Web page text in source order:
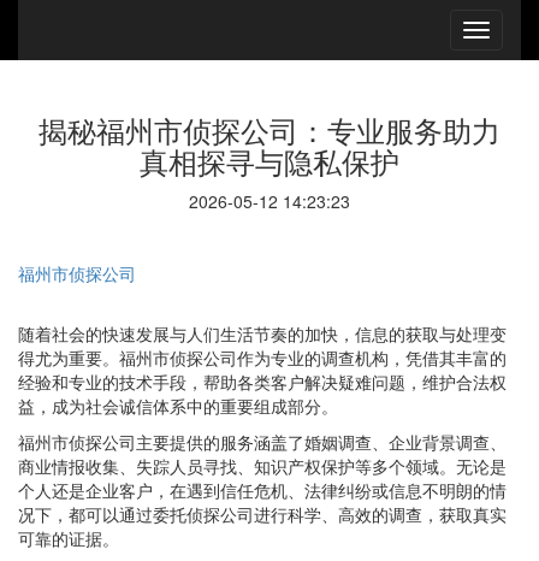
揭秘福州市侦探公司：专业服务助力
真相探寻与隐私保护
2026-05-12 14:23:23
福州市侦探公司
随着社会的快速发展与人们生活节奏的加快，信息的获取与处理变
得尤为重要。福州市侦探公司作为专业的调查机构，凭借其丰富的
经验和专业的技术手段，帮助各类客户解决疑难问题，维护合法权
益，成为社会诚信体系中的重要组成部分。
福州市侦探公司主要提供的服务涵盖了婚姻调查、企业背景调查、
商业情报收集、失踪人员寻找、知识产权保护等多个领域。无论是
个人还是企业客户，在遇到信任危机、法律纠纷或信息不明朗的情
况下，都可以通过委托侦探公司进行科学、高效的调查，获取真实
可靠的证据。